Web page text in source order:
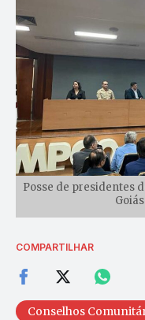
Posse de presidentes
COMPARTILHAR
Conselhos